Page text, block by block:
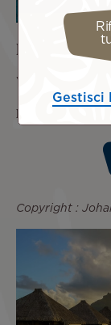
Parigi -
Vola dalla "ville
Da € 1559*
Copyright :
Gestisci